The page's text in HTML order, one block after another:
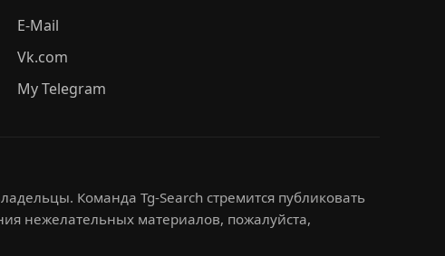
E-Mail
Vk.com
My Telegram
Команда Tg-Search стремится публиковать
нежелательных материалов, пожалуйста,